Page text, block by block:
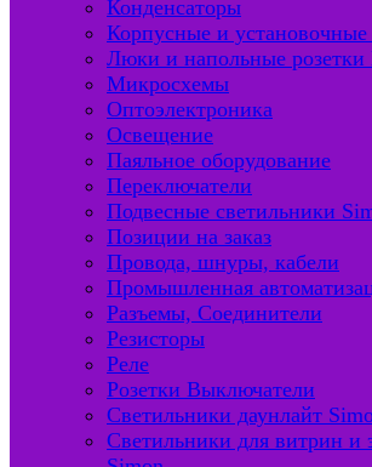
Конденсаторы
Корпусные и установочные
Люки и напольные розетки
Микросхемы
Оптоэлектроника
Освещение
Паяльное оборудование
Переключатели
Подвесные светильники
Позиции на заказ
Провода, шнуры, кабели
Промышленная
Разъемы, Соединители
Резисторы
Реле
Розетки Выключатели
Светильники даунлайт
Светильники для витрин и